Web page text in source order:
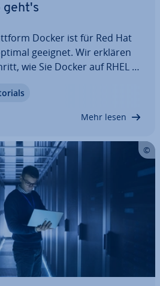
geht's
Docker ist für Red Hat
geeignet. Wir erklären
wie Sie Docker auf RHEL 9
kennen, sondern auch,
Mehr lesen